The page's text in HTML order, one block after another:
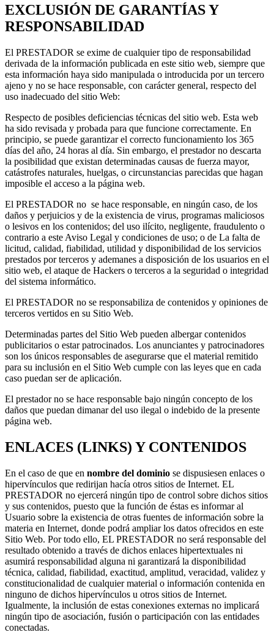
EXCLUSIÓN DE GARANTÍAS Y
RESPONSABILIDAD
El PRESTADOR se exime de cualquier tipo de responsabilidad
derivada de la información publicada en este sitio web, siempre que
esta información haya sido manipulada o introducida por un tercero
ajeno y no se hace responsable, con carácter general, respecto del
uso inadecuado del sitio Web:
Respecto de posibles deficiencias técnicas del sitio web. Esta web
ha sido revisada y probada para que funcione correctamente. En
principio, se puede garantizar el correcto funcionamiento los 365
días del año, 24 horas al día. Sin embargo, el prestador no descarta
la posibilidad que existan determinadas causas de fuerza mayor,
catástrofes naturales, huelgas, o circunstancias parecidas que hagan
imposible el acceso a la página web.
El PRESTADOR no se hace responsable, en ningún caso, de los
daños y perjuicios y de la existencia de virus, programas maliciosos
o lesivos en los contenidos; del uso ilícito, negligente, fraudulento o
contrario a este Aviso Legal y condiciones de uso; o de La falta de
licitud, calidad, fiabilidad, utilidad y disponibilidad de los servicios
prestados por terceros y ademanes a disposición de los usuarios en el
sitio web, el ataque de Hackers o terceros a la seguridad o integridad
del sistema informático.
El PRESTADOR no se responsabiliza de contenidos y opiniones de
terceros vertidos en su Sitio Web.
Determinadas partes del Sitio Web pueden albergar contenidos
publicitarios o estar patrocinados. Los anunciantes y patrocinadores
son los únicos responsables de asegurarse que el material remitido
para su inclusión en el Sitio Web cumple con las leyes que en cada
caso puedan ser de aplicación.
El prestador no se hace responsable bajo ningún concepto de los
daños que puedan dimanar del uso ilegal o indebido de la presente
página web.
ENLACES (LINKS) Y CONTENIDOS
En el caso de que en nombre del dominio se dispusiesen enlaces o
hipervínculos que redirijan hacía otros sitios de Internet. EL
PRESTADOR no ejercerá ningún tipo de control sobre dichos sitios
y sus contenidos, puesto que la función de éstas es informar al
Usuario sobre la existencia de otras fuentes de información sobre la
materia en Internet, donde podrá ampliar los datos ofrecidos en este
Sitio Web. Por todo ello, EL PRESTADOR no será responsable del
resultado obtenido a través de dichos enlaces hipertextuales ni
asumirá responsabilidad alguna ni garantizará la disponibilidad
técnica, calidad, fiabilidad, exactitud, amplitud, veracidad, validez y
constitucionalidad de cualquier material o información contenida en
ninguno de dichos hipervínculos u otros sitios de Internet.
Igualmente, la inclusión de estas conexiones externas no implicará
ningún tipo de asociación, fusión o participación con las entidades
conectadas.